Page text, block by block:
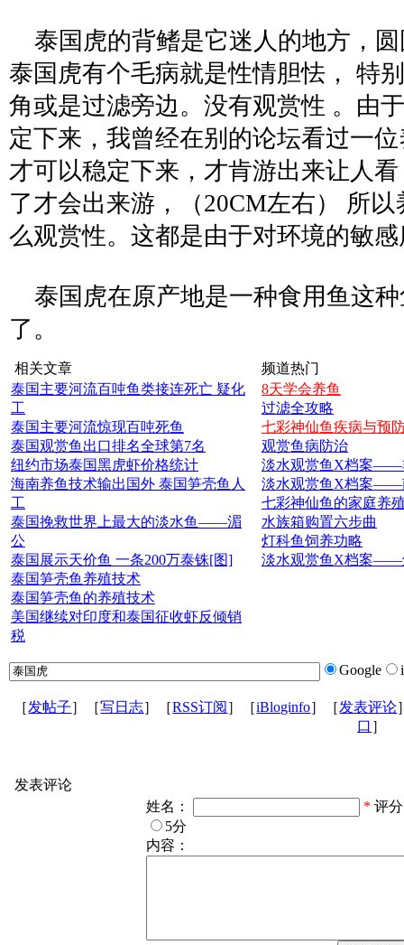
泰国虎的背鳍是它迷人的地方，
泰国虎有个毛病就是性情胆怯， 特
角或是过滤旁边。没有观赏性 。由
定下来，我曾经在别的论坛看过一
才可以稳定下来，才肯游出来让人
了才会出来游，（20CM左右） 所
么观赏性。这都是由于对环境的敏
泰国虎在原产地是一种食用鱼这
了。
相关文章
泰国主要河流百吨鱼类接连死亡 疑化
工
泰国主要河流惊现百吨死鱼
泰国观赏鱼出口排名全球第7名
纽约市场泰国黑虎虾价格统计
海南养鱼技术输出国外 泰国笋壳鱼人
工
泰国挽救世界上最大的淡水鱼——湄
公
泰国展示天价鱼 一条200万泰铢[图]
泰国笋壳鱼养殖技术
泰国笋壳鱼的养殖技术
美国继续对印度和泰国征收虾反倾销
税
频道热门
8天学会养鱼
过滤全攻略
七彩神仙鱼疾病与预
观赏鱼病防治
淡水观赏鱼X档案——
淡水观赏鱼X档案——
七彩神仙鱼的家庭养
水族箱购置六步曲
灯科鱼饲养功略
淡水观赏鱼X档案——
Google
［发帖子］［写日志］［RSS订阅 ］［iBloginfo］［发表评论
口 ］
发表评论
姓名：
* 评
5分
内容：